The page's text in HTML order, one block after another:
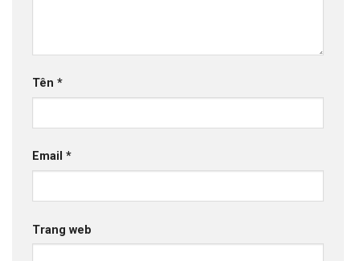
Tên *
Email *
Trang web